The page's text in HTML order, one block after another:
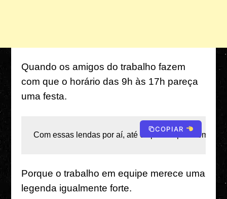
Quando os amigos do trabalho fazem
com que o horário das 9h às 17h pareça
uma festa.
Com essas lendas por aí, até os prazos parecem
COPIAR
Porque o trabalho em equipe merece uma
legenda igualmente forte.